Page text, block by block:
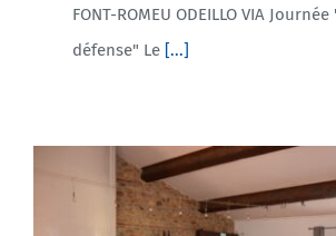
FONT-ROMEU ODEILLO VIA
défense" Le [...]